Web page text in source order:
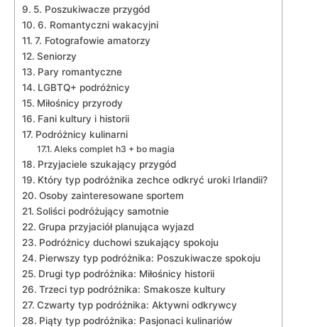
5. ⁣Poszukiwacze przygód
6. Romantyczni ‌wakacyjni
7. Fotografowie amatorzy
Seniorzy
Pary ‍romantyczne
LGBTQ+‌ podróżnicy
Miłośnicy przyrody
Fani ⁣kultury i historii
Podróżnicy kulinarni
Aleks complet h3 + bo magia
Przyjaciele szukający przygód
Który ⁣typ podróżnika zechce odkryć ‍uroki Irlandii?
Osoby zainteresowane ‌sportem
Soliści⁤ podróżujący​ samotnie
Grupa ⁢przyjaciół​ planująca wyjazd
Podróżnicy duchowi szukający spokoju
Pierwszy typ podróżnika: Poszukiwacze ​spokoju
Drugi⁣ typ‍ podróżnika: Miłośnicy historii
Trzeci typ ​podróżnika: Smakosze kultury
Czwarty typ⁣ podróżnika: Aktywni odkrywcy
Piąty⁢ typ podróżnika: Pasjonaci kulinariów